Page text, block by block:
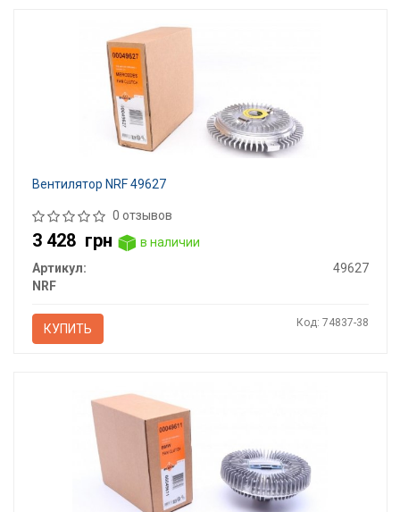
Вентилятор NRF 49627
0 отзывов
3 428 грн
в наличии
Артикул:
49627
NRF
КУПИТЬ Код: 74837-38